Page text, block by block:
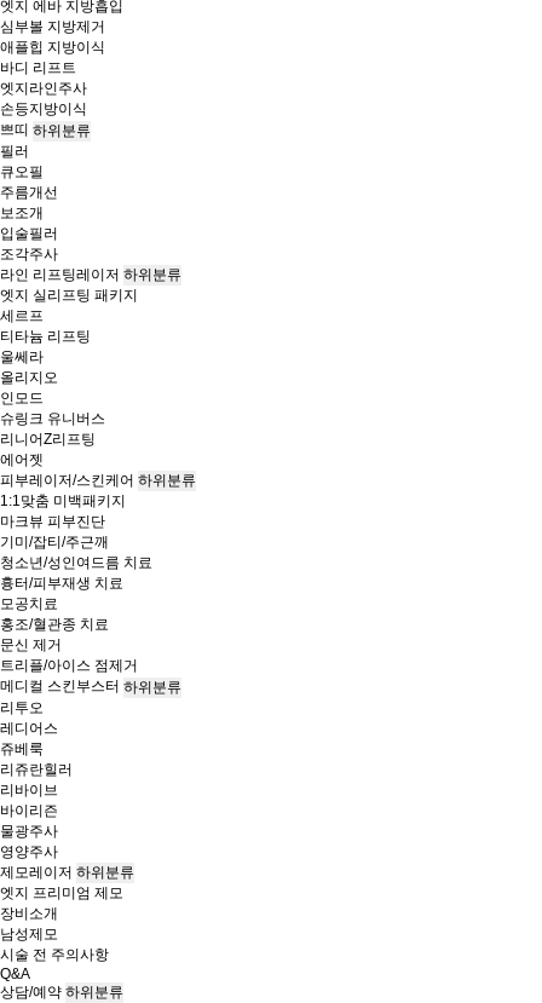
엣지 에바 지방흡입
심부볼 지방제거
애플힙 지방이식
바디 리프트
엣지라인주사
손등지방이식
쁘띠 하위분류
필러
큐오필
주름개선
보조개
입술필러
조각주사
라인 리프팅레이저 하위분류
엣지 실리프팅 패키지
세르프
티타늄 리프팅
울쎄라
올리지오
인모드
슈링크 유니버스
리니어Z리프팅
에어젯
피부레이저/스킨케어 하위분류
1:1맞춤 미백패키지
마크뷰 피부진단
기미/잡티/주근깨
청소년/성인여드름 치료
흉터/피부재생 치료
모공치료
홍조/혈관종 치료
문신 제거
트리플/아이스 점제거
메디컬 스킨부스터 하위분류
리투오
레디어스
쥬베룩
리쥬란힐러
리바이브
바이리즌
물광주사
영양주사
제모레이저 하위분류
엣지 프리미엄 제모
장비소개
남성제모
시술 전 주의사항
Q&A
상담/예약 하위분류